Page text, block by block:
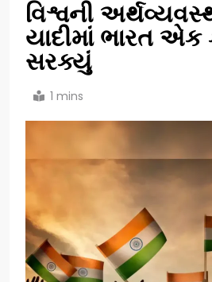
વિશ્વની
યાદીમાં ભારત
સરક્યું
1 mins